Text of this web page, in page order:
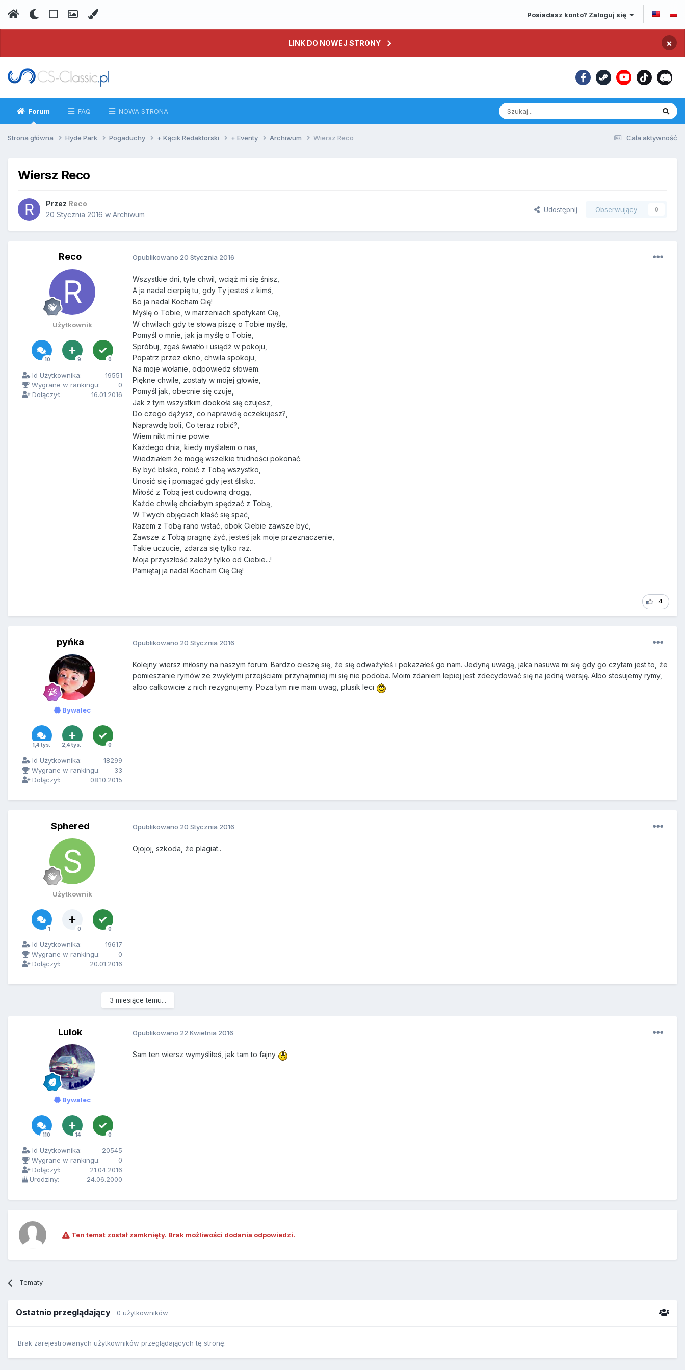
Posiadasz konto? Zaloguj się
LINK DO NOWEJ STRONY ×
Forum FAQ NOWA STRONA
Cała aktywność
Strona główna Hyde Park Pogaduchy + Kącik Redaktorski + Eventy Archiwum Wiersz Reco
Wiersz Reco
Przez Reco
20 Stycznia 2016 w Archiwum
Udostępnij Obserwujący 0
Reco
Użytkownik
10 9 0
Id Użytkownika:
19551
Wygrane w rankingu:
0
Dołączył:
16.01.2016
Opublikowano 20 Stycznia 2016
Wszystkie dni, tyle chwil, wciąż mi się śnisz,
A ja nadal cierpię tu, gdy Ty jesteś z kimś,
Bo ja nadal Kocham Cię!
Myślę o Tobie, w marzeniach spotykam Cię,
W chwilach gdy te słowa piszę o Tobie myślę,
Pomyśl o mnie, jak ja myślę o Tobie,
Spróbuj, zgaś światło i usiądź w pokoju,
Popatrz przez okno, chwila spokoju,
Na moje wołanie, odpowiedz słowem.
Piękne chwile, zostały w mojej głowie,
Pomyśl jak, obecnie się czuje,
Jak z tym wszystkim dookoła się czujesz,
Do czego dążysz, co naprawdę oczekujesz?,
Naprawdę boli, Co teraz robić?,
Wiem nikt mi nie powie.
Każdego dnia, kiedy myślałem o nas,
Wiedziałem że mogę wszelkie trudności pokonać.
By być blisko, robić z Tobą wszystko,
Unosić się i pomagać gdy jest ślisko.
Miłość z Tobą jest cudowną drogą,
Każde chwilę chciałbym spędzać z Tobą,
W Twych objęciach kłaść się spać,
Razem z Tobą rano wstać, obok Ciebie zawsze być,
Zawsze z Tobą pragnę żyć, jesteś jak moje przeznaczenie,
Takie uczucie, zdarza się tylko raz.
Moja przyszłość zależy tylko od Ciebie...!
Pamiętaj ja nadal Kocham Cię Cię!
4
pyńka
Bywalec
1,4 tys. 2,4 tys. 0
Id Użytkownika:
18299
Wygrane w rankingu:
33
Dołączył:
08.10.2015
Opublikowano 20 Stycznia 2016
Kolejny wiersz miłosny na naszym forum. Bardzo cieszę się, że się odważyłeś i pokazałeś go nam. Jedyną uwagą, jaka nasuwa mi się gdy go czytam jest to, że
pomieszanie rymów ze zwykłymi przejściami przynajmniej mi się nie podoba. Moim zdaniem lepiej jest zdecydować się na jedną wersję. Albo stosujemy rymy,
albo całkowicie z nich rezygnujemy. Poza tym nie mam uwag, plusik leci
Sphered
Użytkownik
1 0 0
Id Użytkownika:
19617
Wygrane w rankingu:
0
Dołączył:
20.01.2016
Opublikowano 20 Stycznia 2016
Ojojoj, szkoda, że plagiat..
3 miesiące temu...
Lulok
Bywalec
110 14 0
Id Użytkownika:
20545
Wygrane w rankingu:
0
Dołączył:
21.04.2016
Urodziny:
24.06.2000
Opublikowano 22 Kwietnia 2016
Sam ten wiersz wymyśliłeś, jak tam to fajny
Ten temat został zamknięty. Brak możliwości dodania odpowiedzi.
Tematy
Ostatnio przeglądający 0 użytkowników
Brak zarejestrowanych użytkowników przeglądających tę stronę.